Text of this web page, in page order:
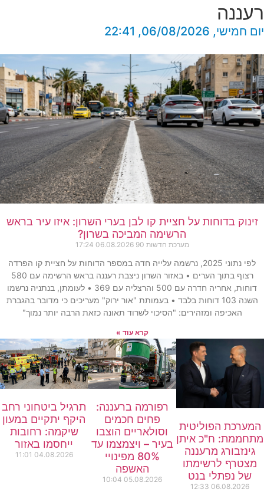
רעננה
יום חמישי, 06/08/2026, 22:41
זינוק בדוחות על חציית קו לבן בערי השרון: איזו עיר בראש
הרשימה המביכה בשרון?
מערכת חדשות 90 06.08.2026
17:24
לפי נתוני 2025, נרשמה עלייה חדה במספר הדוחות על חציית קו הפרדה
רצוף בתוך הערים • באזור השרון ניצבת רעננה בראש הרשימה עם 580
דוחות, אחריה חדרה עם 500 והרצליה עם 369 • לעומתן, בנתניה נרשמו
השנה 103 דוחות בלבד • בעמותת "אור ירוק" מעריכים כי מדובר בהגברת
האכיפה ומזהירים: "הסיכוי לשרוד תאונה כזאת הרבה יותר נמוך"
קרא עוד »
המערכת הפוליטית
מתחממת: ח"כ איתן
גינזבורג מרעננה
מצטרף לרשימתו
של נפתלי בנט
06.08.2026
12:33
רפורמה ברעננה:
פחים חכמים
וסולאריים הוצבו
בעיר – ויצמצמו עד
80% מפינויי
האשפה
05.08.2026
10:04
תרגיל ביטחוני רחב
היקף יתקיים במעון
שיקמה: רחובות
ייחסמו באזור
04.08.2026
11:01